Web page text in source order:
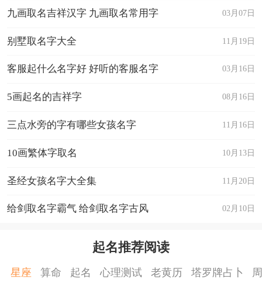
03月07日
九画取名吉祥汉字 九画取名常用字
11月19日
别墅取名字大全
03月16日
客服起什么名字好 好听的客服名字
08月16日
5画起名的吉祥字
11月16日
三点水旁的字有哪些女孩名字
10月13日
10画繁体字取名
11月20日
圣经女孩名字大全集
02月10日
给剑取名字霸气 给剑取名字古风
起名推荐阅读
星座 算命 起名 心理测试 老黄历 塔罗牌占卜